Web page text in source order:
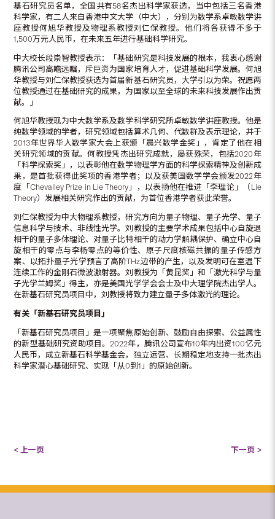
基石研究员名单，全国共有58名杰出科学家获选，当中包括三名香港
科学家，有二人来自香港中文大学（中大），分别为数学系卓敏数学讲
座教授何旭华教授及物理系教授刘仁保教授。他们将各获得不多于
1,500万元人民币，在未来五年进行基础科学研究。
中大校长段崇智教授表示：「基础研究是科技发展的根本，我衷心感谢
腾讯公司高瞻远瞩，斥巨资为国家培育人才，促进基础科学发展。何旭
华教授与刘仁保教授获选为首届新基石研究员，大学引以为荣。祝愿两
位教授通过在基础研究的成果，为国家以至全球的未来科技发展作出贡
献。」
何旭华教授现为中大数学系及数学科学研究所卓敏数学讲座教授。他是
纯数学领域的学者，研究领域包括算术几何、代数群及表示理论，并于
2013年世界华人数学家大会上获颁「晨兴数学金奖」，肯定了他在相
关研究领域的贡献。何教授凭杰出研究成就，屡获殊荣，包括2020年
「科学探索奖」，以表彰他在数学物理学方面的科学探索精神及创新成
果，是首批获得此奖项的香港学者；以及获美国数学学会颁发2022年
度「Chevalley Prize in Lie Theory」，以表扬他在推进「李理论」（Lie
Theory）发展相关研究作出的贡献，为首位香港学者获此荣誉。
刘仁保教授为中大物理系教授，研究方向为量子物理、量子光学、量子
信息科学与技术、非线性光学。刘教授的主要学术成果包括中心自旋退
相干的量子多体理论、对量子比特相干的动力学解耦保护、确立中心自
旋相干的零点与李杨零点的等价性、原子尺度核磁共振的量子传感方
案、以拓扑量子光学预言了高阶THz边带的产生，以及发明可在室温下
连续工作的金刚石微波激射器。刘教授为「黄昆奖」和「激光科学与量
子光学兰姆奖」得主，亦是美国光学学会会士及中大理学院杰出学人。
在新基石研究员项目中，刘教授将致力建立量子多体激光的理论。
有关「新基石研究员项目」
「新基石研究员项目」是一项聚焦原始创新、鼓励自由探索、公益属性
的新型基础研究资助项目。2022年，腾讯公司宣布10年内出资100亿元
人民币，成立新基石科学基金会，独立运营、长期稳定地支持一批杰出
科学家潜心基础研究、实现「从0到1」的原始创新。
< 上一页 下一页 >